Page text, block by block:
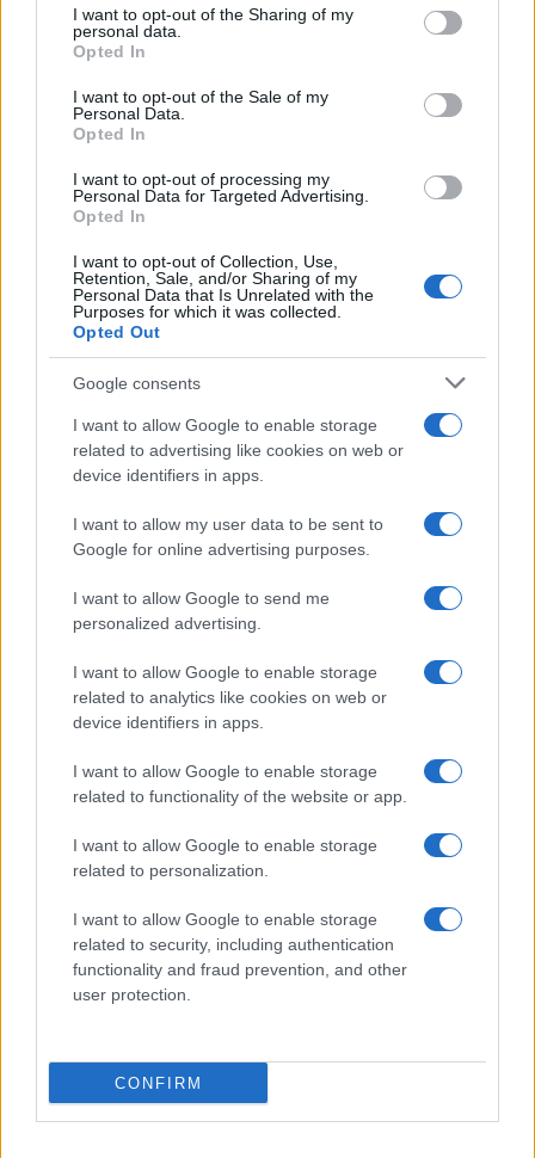
disclose it to other third parties.
Please note that this website/app uses one or more Google
services and may gather and store information including but
not limited to your visit or usage behaviour. You may click to
grant or deny consent to Google and its third-party tags to
consent section.
I want to opt-out of the Sharing of my
personal data.
Opted In
I want to opt-out of the Sale of my
Personal Data.
Opted In
I want to opt-out of processing my
Personal Data for Targeted Advertising.
Opted In
I want to opt-out of Collection, Use,
Retention, Sale, and/or Sharing of my
Personal Data that Is Unrelated with the
Purposes for which it was collected.
Opted Out
Google consents
I want to allow Google to enable storage
related to advertising like cookies on web or
device identifiers in apps.
I want to allow my user data to be sent to
Google for online advertising purposes.
I want to allow Google to send me
personalized advertising.
I want to allow Google to enable storage
related to analytics like cookies on web or
device identifiers in apps.
I want to allow Google to enable storage
related to functionality of the website or app.
I want to allow Google to enable storage
related to personalization.
I want to allow Google to enable storage
related to security, including authentication
functionality and fraud prevention, and other
user protection.
CONFIRM
InvestirMag
Investieren24
UK
News Hub UK
Lgbtq News
Olanda
Investeren 24
NL Newz